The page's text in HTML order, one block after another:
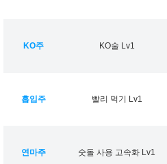
KO주 KO술 Lv1
흡입주 빨리 먹기 Lv1
연마주 숫돌 사용 고속화 Lv1